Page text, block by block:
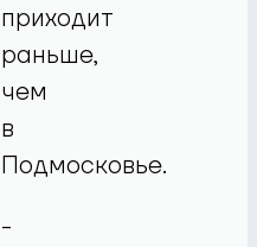
приходит
раньше,
чем
в
Подмосковье.
-